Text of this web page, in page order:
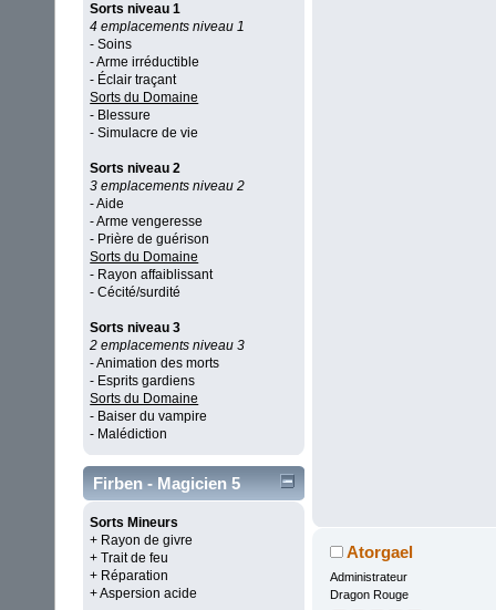
Sorts niveau 1
4 emplacements niveau 1
- Soins
- Arme irréductible
- Éclair traçant
Sorts du Domaine
- Blessure
- Simulacre de vie
Sorts niveau 2
3 emplacements niveau 2
- Aide
- Arme vengeresse
- Prière de guérison
Sorts du Domaine
- Rayon affaiblissant
- Cécité/surdité
Sorts niveau 3
2 emplacements niveau 3
- Animation des morts
- Esprits gardiens
Sorts du Domaine
- Baiser du vampire
- Malédiction
Firben - Magicien 5
Sorts Mineurs
+ Rayon de givre
+ Trait de feu
+ Réparation
+ Aspersion acide
Atorgael
Administrateur
Dragon Rouge